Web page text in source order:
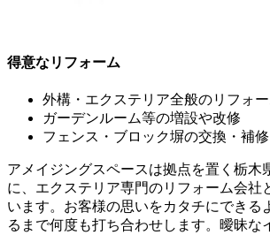
得意なリフォーム
外構・エクステリア全般のリフォ
ガーデンルーム等の増設や改修
フェンス・ブロック塀の交換・補修
アメイジングスペースは拠点を置く栃木
に、エクステリア専門のリフォーム会社
います。お客様の思いをカタチにできる
るまで何度も打ち合わせします。曖昧な